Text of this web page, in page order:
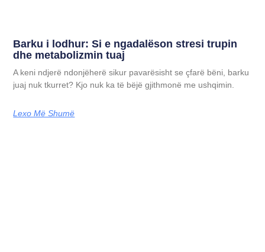
Barku i lodhur: Si e ngadalëson stresi trupin
dhe metabolizmin tuaj
A keni ndjerë ndonjëherë sikur pavarësisht se çfarë bëni, barku
juaj nuk tkurret? Kjo nuk ka të bëjë gjithmonë me ushqimin.
Lexo Më Shumë